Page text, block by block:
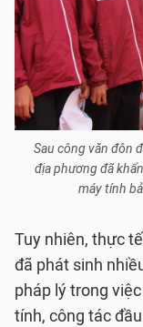
Sau công văn đôn
địa phương đã
máy tính
Tuy nhiên, thực
đã phát sinh
pháp lý trong
tính, công tác